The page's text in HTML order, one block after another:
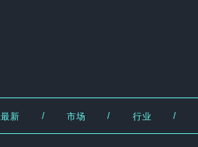
最新 / 市场 / 行业 /